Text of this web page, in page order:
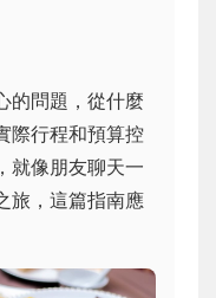
的問題，從什麼
際行程和預算控
就像朋友聊天一
旅，這篇指南應